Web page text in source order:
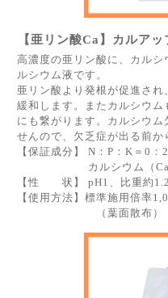
【亜リン酸Ca】カルアッ
高濃度の亜リン酸に、カル
ルシウム液です。
亜リン酸より発根が促進さ
緩和します。またカルシウ
にも繋がります。カルシウ
せんので、欠乏症が出る前か
【保証成分】 N：P：K＝0
カルシウム（CaO
【性 状】 pH1、比重約
【使用方法】標準施用倍率
（葉面散布）